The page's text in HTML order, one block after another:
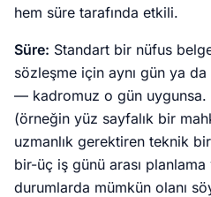
hem süre tarafında etkili.
Süre: Standart bir nüfus
sözleşme için aynı gün ya
— kadromuz o gün uygunsa.
(örneğin yüz sayfalık bir
uzmanlık gerektiren teknik
bir-üç iş günü arası
durumlarda mümkün olanı